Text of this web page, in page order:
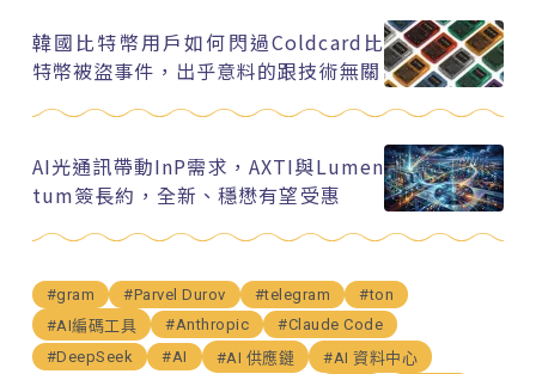
韓國比特幣用戶如何閃過Coldcard比
特幣被盜事件，出乎意料的跟技術無關
AI光通訊帶動InP需求，AXTI與Lumen
tum簽長約，全新、穩懋有望受惠
#gram #Parvel Durov #telegram
#ton
#AI編碼工具
#Anthropic
#Claude Code
#DeepSeek
#AI #AI 供應鏈
#AI 資料中心